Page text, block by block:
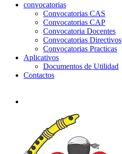
convocatorias
Convocatorias CAS
Convocatorias CAP
Convocatoria Docentes
Convocatorias Directivos
Convocatorias Practicas
Aplicativos
Documentos de Utilidad
Contactos